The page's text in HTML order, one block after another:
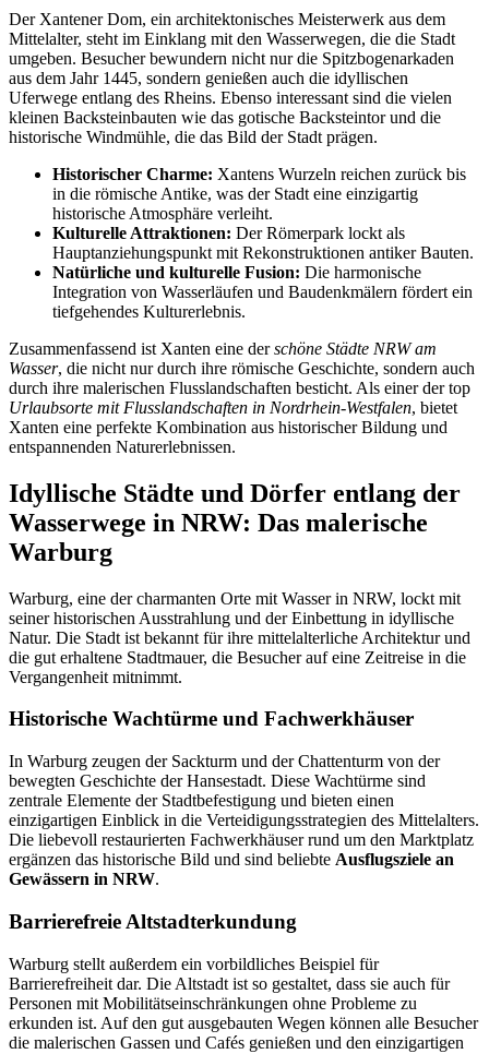
Der Xantener Dom, ein architektonisches Meisterwerk aus dem
Mittelalter, steht im Einklang mit den Wasserwegen, die die Stadt
umgeben. Besucher bewundern nicht nur die Spitzbogenarkaden
aus dem Jahr 1445, sondern genießen auch die idyllischen
Uferwege entlang des Rheins. Ebenso interessant sind die vielen
kleinen Backsteinbauten wie das gotische Backsteintor und die
historische Windmühle, die das Bild der Stadt prägen.
Historischer Charme: Xantens Wurzeln reichen zurück bis
in die römische Antike, was der Stadt eine einzigartig
historische Atmosphäre verleiht.
Kulturelle Attraktionen: Der Römerpark lockt als
Hauptanziehungspunkt mit Rekonstruktionen antiker Bauten.
Natürliche und kulturelle Fusion: Die harmonische
Integration von Wasserläufen und Baudenkmälern fördert ein
tiefgehendes Kulturerlebnis.
Zusammenfassend ist Xanten eine derschöne Städte NRW am
Wasser, die nicht nur durch ihre römische Geschichte, sondern auch
durch ihre malerischen Flusslandschaften besticht. Als einer der top
Urlaubsorte mit Flusslandschaften in Nordrhein-Westfalen, bietet
Xanten eine perfekte Kombination aus historischer Bildung und
entspannenden Naturerlebnissen.
Idyllische Städte und Dörfer entlang der
Wasserwege in NRW: Das malerische
Warburg
Warburg, eine der charmanten Orte mit Wasser in NRW, lockt mit
seiner historischen Ausstrahlung und der Einbettung in idyllische
Natur. Die Stadt ist bekannt für ihre mittelalterliche Architektur und
die gut erhaltene Stadtmauer, die Besucher auf eine Zeitreise in die
Vergangenheit mitnimmt.
Historische Wachtürme und Fachwerkhäuser
In Warburg zeugen der Sackturm und der Chattenturm von der
bewegten Geschichte der Hansestadt. Diese Wachtürme sind
zentrale Elemente der Stadtbefestigung und bieten einen
einzigartigen Einblick in die Verteidigungsstrategien des Mittelalters.
Die liebevoll restaurierten Fachwerkhäuser rund um den Marktplatz
ergänzen das historische Bild und sind beliebte Ausflugsziele an
Gewässern in NRW.
Barrierefreie Altstadterkundung
Warburg stellt außerdem ein vorbildliches Beispiel für
Barrierefreiheit dar. Die Altstadt ist so gestaltet, dass sie auch für
Personen mit Mobilitätseinschränkungen ohne Probleme zu
erkunden ist. Auf den gut ausgebauten Wegen können alle Besucher
die malerischen Gassen und Cafés genießen und den einzigartigen